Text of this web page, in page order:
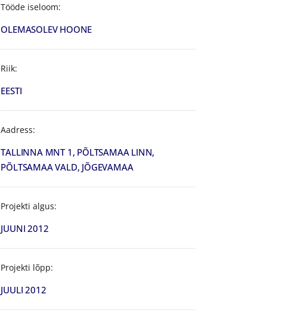
Tööde iseloom:
OLEMASOLEV HOONE
Riik:
EESTI
Aadress:
TALLINNA MNT 1, PÕLTSAMAA LINN,
PÕLTSAMAA VALD, JÕGEVAMAA
Projekti algus:
JUUNI 2012
Projekti lõpp:
JUULI 2012